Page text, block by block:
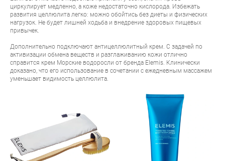
циркулирует медленно, а коже недостаточно кислорода. Избежать
развития целлюлита легко: можно обойтись без диеты и физических
нагрузок. Не будет лишней ходьба и внедрение здоровых пищевых
привычек.
Дополнительно подключают антицеллюлитный крем. С задачей по
активизации обмена веществ и разглаживанию кожи отлично
справится крем Морские водоросли от бренда Elemis. Клинически
доказано, что его использование в сочетании с ежедневным массажем
уменьшает видимость целлюлита.